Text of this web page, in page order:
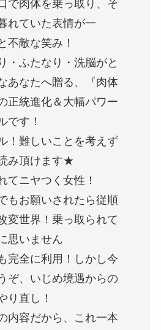
で肉体を乗っ取り、そ
れていた表情が一
敵な笑み！
・ふたなり・洗脳がと
あなたへ贈る、『肉体
正統進化＆大幅パワー
です！
！難しいことを考えず
み頂けます★
ニヤつく女性！
もお願いされたら従順
変世界！乗っ取られて
思いません
完全に利用！しかし今
ぞ、いじめ境遇からの
り直し！
内容だから、これ一本